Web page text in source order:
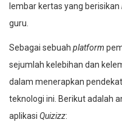
lembar kertas yang berisikan
guru.
Sebagai sebuah platform
sejumlah kelebihan dan
dalam menerapkan
teknologi ini. Berikut adalah
aplikasi Quizizz: